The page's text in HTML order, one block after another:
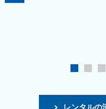
レンタルの